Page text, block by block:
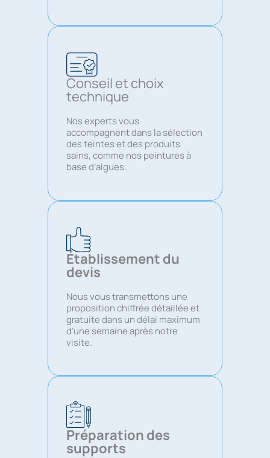
Conseil et choix
technique
Nos experts vous
accompagnent dans la sélection
des teintes et des produits
sains, comme nos peintures à
base d’algues.
Établissement du
devis
Nous vous transmettons une
proposition chiffrée détaillée et
gratuite dans un délai maximum
d’une semaine après notre
visite.
Préparation des
supports